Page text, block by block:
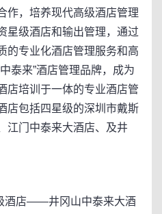
作，培养现代高级酒店管理
星级酒店和输出管理，通过
的专业化酒店管理服务和高
泰来”酒店管理品牌，成为
店培训于一体的专业酒店管
店包括四星级的深圳市戴斯
江门中泰来大酒店、及井
店——井冈山中泰来大酒